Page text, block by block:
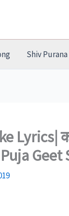
Shiv Purana
Lyrics|
Geet